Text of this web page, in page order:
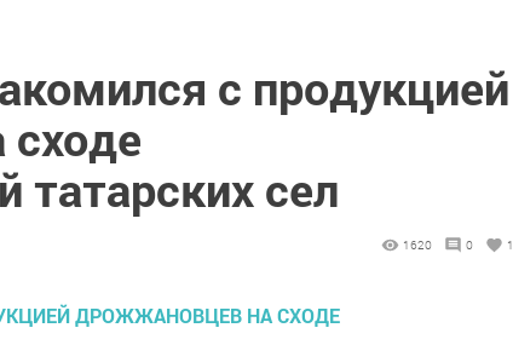
с продукцией
татарских сел
1620 0 1